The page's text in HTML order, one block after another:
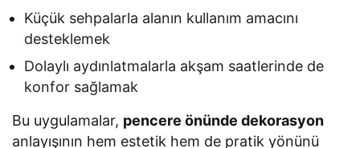
Küçük sehpalarla alanın kullanım amacını
desteklemek
Dolaylı aydınlatmalarla akşam saatlerinde de
konfor sağlamak
Bu uygulamalar, pencere önünde dekorasyon
anlayışının hem estetik hem de pratik yönünü